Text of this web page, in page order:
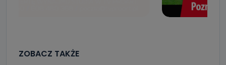
ZOBACZ TAKŻE